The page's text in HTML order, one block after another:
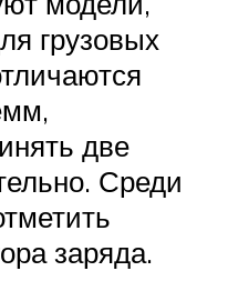
грузовых
две
Среди
заряда.